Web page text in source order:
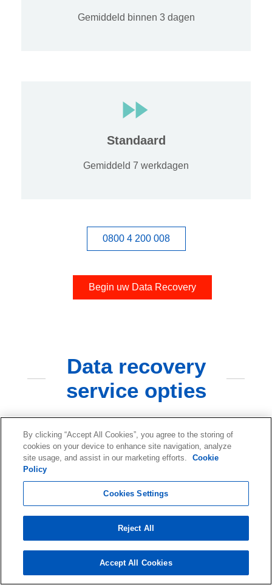
Gemiddeld binnen 3 dagen
Standaard
Gemiddeld 7 werkdagen
0800 4 200 008
Begin uw Data Recovery
Data recovery
service opties
Remote Recovery
Uw gegevens worden op afstand hersteld zonder dat
uw media ooit uw pand hoeven te verlaten. We
maken via internet verbinding met uw systeem om
een live herstel uit te voeren. Beschikbaar wanneer
het opslagapparaat of systeem nog operationeel is.
By clicking “Accept All Cookies”, you agree to the storing of
cookies on your device to enhance site navigation, analyze
site usage, and assist in our marketing efforts.
Cookie
Policy
Cookies Settings
Reject All
Accept All Cookies